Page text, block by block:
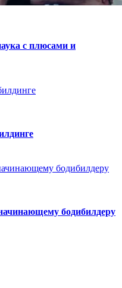
с плюсами и
бодибилдеру